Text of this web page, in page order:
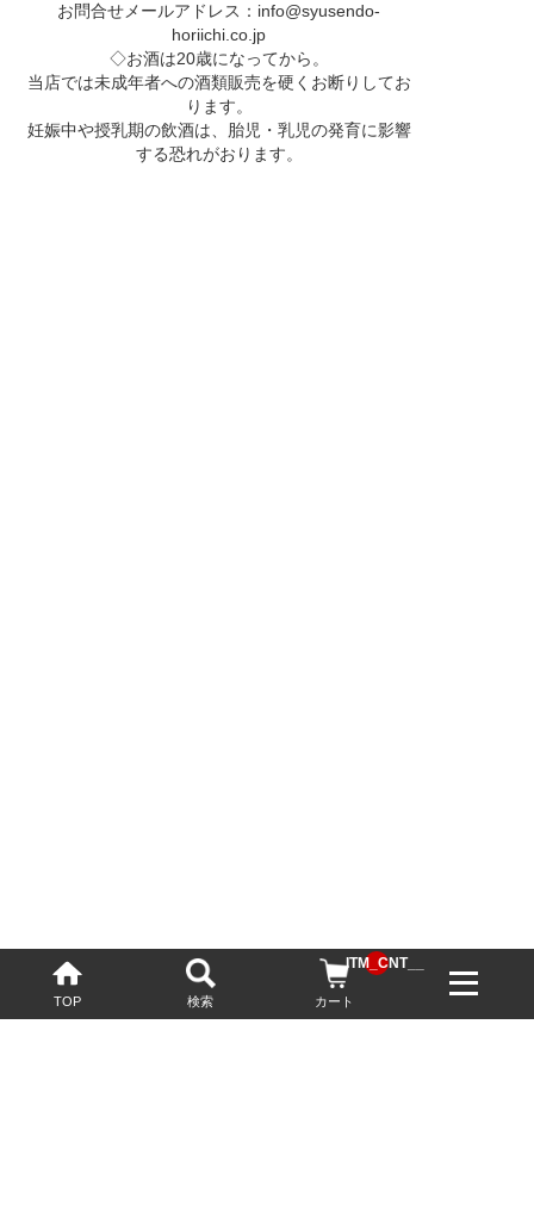
TOP 検索 カート
__ITM_CNT__
お問合せメールアドレス： info@syusendo-
horiichi.co.jp
◇お酒は20歳になってから。
当店では未成年者への酒類販売を硬くお断りしてお
ります。
妊娠中や授乳期の飲酒は、胎児・乳児の発育に影響
する恐れがおります。